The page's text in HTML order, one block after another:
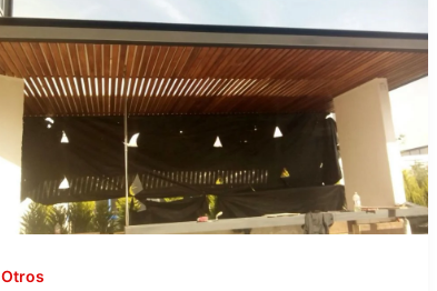
Otros